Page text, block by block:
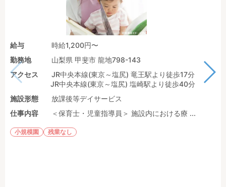
給与
時給1,200円〜
勤務地
山梨県 甲斐市 龍地798-143
アクセス
JR中央本線(東京～塩尻) 竜王駅より徒歩17分
JR中央本線(東京～塩尻) 塩崎駅より徒歩40分
施設形態
放課後等デイサービス
仕事内容
＜保育士・児童指導員＞ 施設内における療 ...
小規模園 残業なし